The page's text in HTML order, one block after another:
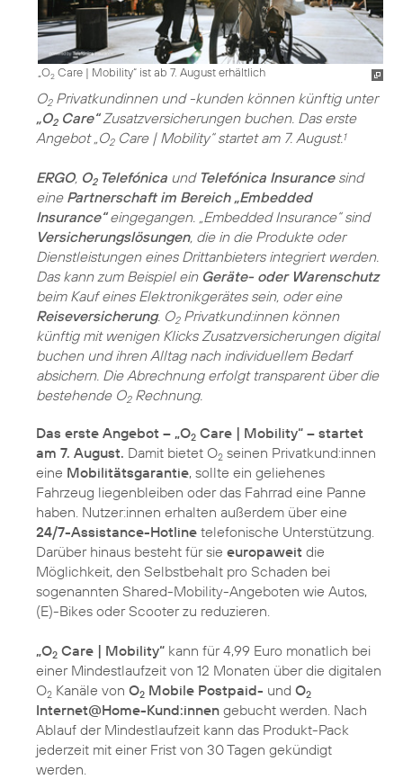
„O2 Care | Mobility“ ist ab 7. August erhältlich
O2Privatkundinnen und -kunden können künftig unter
„O2Care“Zusatzversicherungen buchen. Das erste
Angebot „O2Care | Mobility“ startet am 7. August. 1
ERGO, O2Telefónica und Telefónica Insurancesind
eine Partnerschaft im Bereich „Embedded
Insurance“eingegangen. „Embedded Insurance“ sind
Versicherungslösungen, die in die Produkte oder
Dienstleistungen eines Drittanbieters integriert werden.
Das kann zum Beispiel ein Geräte- oder Warenschutz
beim Kauf eines Elektronikgerätes sein, oder eine
Reiseversicherung. O2Privatkund:innen können
künftig mit wenigen Klicks Zusatzversicherungen digital
buchen und ihren Alltag nach individuellem Bedarf
absichern. Die Abrechnung erfolgt transparent über die
bestehende O2Rechnung.
Das erste Angebot – „O2 Care | Mobility“ – startet
am 7. August. Damit bietet O2 seinen Privatkund:innen
eine Mobilitätsgarantie, sollte ein geliehenes
Fahrzeug liegenbleiben oder das Fahrrad eine Panne
haben. Nutzer:innen erhalten außerdem über eine
24/7-Assistance-Hotline telefonische Unterstützung.
Darüber hinaus besteht für sie europaweit die
Möglichkeit, den Selbstbehalt pro Schaden bei
sogenannten Shared-Mobility-Angeboten wie Autos,
(E)-Bikes oder Scooter zu reduzieren.
„O2 Care | Mobility“ kann für 4,99 Euro monatlich bei
einer Mindestlaufzeit von 12 Monaten über die digitalen
O2 Kanäle von O2 Mobile Postpaid- und O2
Internet@Home-Kund:innen gebucht werden. Nach
Ablauf der Mindestlaufzeit kann das Produkt-Pack
jederzeit mit einer Frist von 30 Tagen gekündigt
werden.